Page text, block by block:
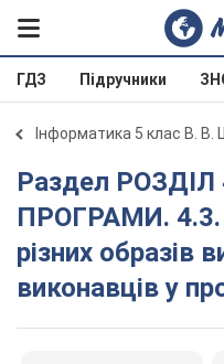
ГДЗ Підручники
Інформатика 5 клас В. В.
Раздел РОЗДІЛ 4. АЛГОРИТМИ І
ПРОГРАМИ. 4.3.
різних образів
виконавців у